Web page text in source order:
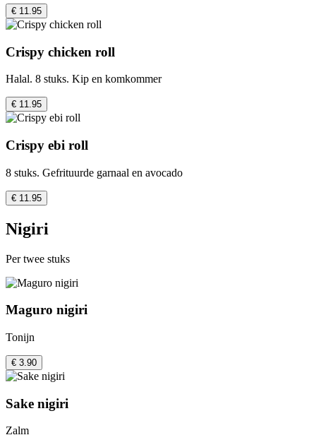
€ 11.95
Crispy chicken roll
Halal. 8 stuks. Kip en komkommer
€ 11.95
Crispy ebi roll
8 stuks. Gefrituurde garnaal en avocado
€ 11.95
Nigiri
Per twee stuks
Maguro nigiri
Tonijn
€ 3.90
Sake nigiri
Zalm